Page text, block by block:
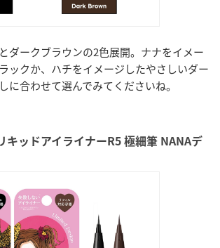
ダークブラウンの2色展開。ナナをイメー
ックか、ハチをイメージしたやさしいダー
に合わせて選んでみてくださいね。
キッドアイライナーR5 極細筆 NANAデ